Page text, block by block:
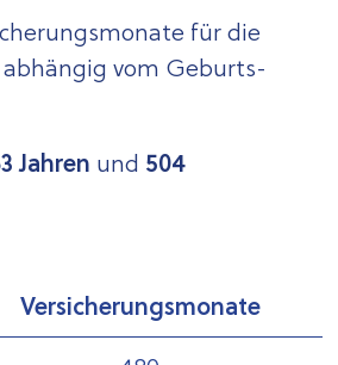
für die
vom Geburts­
Jahren und 504
Versicherungsmonate